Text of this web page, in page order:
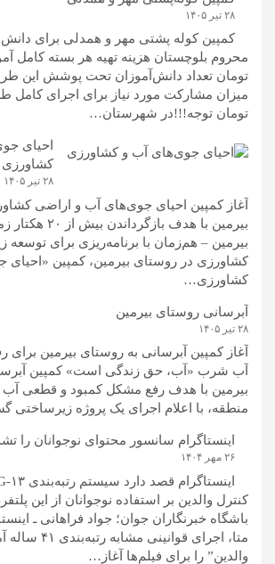
۲۸ تیر ۱۴۰۵
کمپین کوله‌ پشتی مهر و همدلی برای دانش
تومان توجه!!!در شهرستان…
احیای
کشاورزی
۲۸ تیر ۱۴۰۵
آغاز کمپین احیای جوی‌های آب و اراضی
بیرمین با هدف
بیرمین – هم‌زمان با برنامه‌ریزی برای
کشاورزی در روستای بیرمین، کمپین «احیای
کشاورزی…
آبرسانی روستای بیرمین
۲۸ تیر ۱۴۰۵
آغاز کمپین آبرسانی به روستای بیرمین برای
آب شرب «آب، حق زندگی است» کمپین
بیرمین با هدف رفع مشکل کمبود و قطعی
منطقه، با اعلام اجرای یک پروژه زیرساختی
اینستاگرام سانسور محتوای نوجوانان را
۲۶ مهر ۱۴۰۴
کنترل والدین بر استفاده نوجوانان از این
باشگاه خبرنگاران جوان؛ جواد فراهانی ـ
متا، اجرای
والدین” را برای فیلم‌ها آغاز…